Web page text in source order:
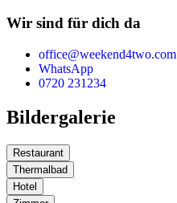
Wir sind für dich da
office@weekend4two.com
WhatsApp
0720 231234
Bildergalerie
Restaurant
Thermalbad
Hotel